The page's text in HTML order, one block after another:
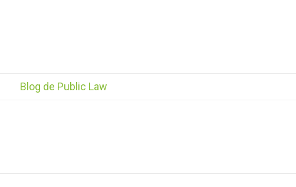
Blog de Public Law